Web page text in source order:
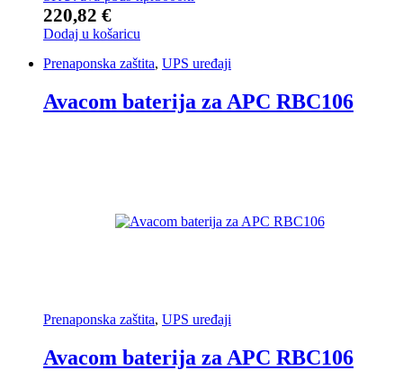
220,82 €
Dodaj u košaricu
Prenaponska zaštita, UPS uređaji
Avacom baterija za APC RBC106
Prenaponska zaštita, UPS uređaji
Avacom baterija za APC RBC106